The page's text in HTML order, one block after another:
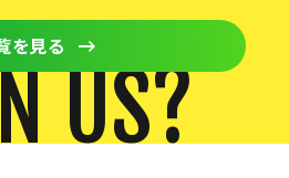
を見る
US?